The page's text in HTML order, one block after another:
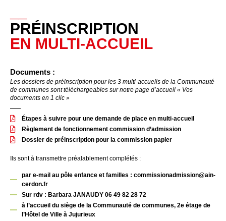
PRÉINSCRIPTION
EN MULTI-ACCUEIL
Documents :
Les dossiers de préinscription pour les 3 multi-accueils de la Communauté
de communes sont téléchargeables sur notre page d’accueil « Vos
documents en 1 clic »
Étapes à suivre pour une demande de place en multi-accueil
Règlement de fonctionnement commission d’admission
Dossier de préinscription pour la commission papier
Ils sont à transmettre préalablement complétés :
par e-mail au pôle enfance et familles : commissionadmission@ain-
cerdon.fr
Sur rdv : Barbara JANAUDY 06 49 82 28 72
à l’accueil du siège de la Communauté de communes, 2e étage de
l’Hôtel de Ville à Jujurieux